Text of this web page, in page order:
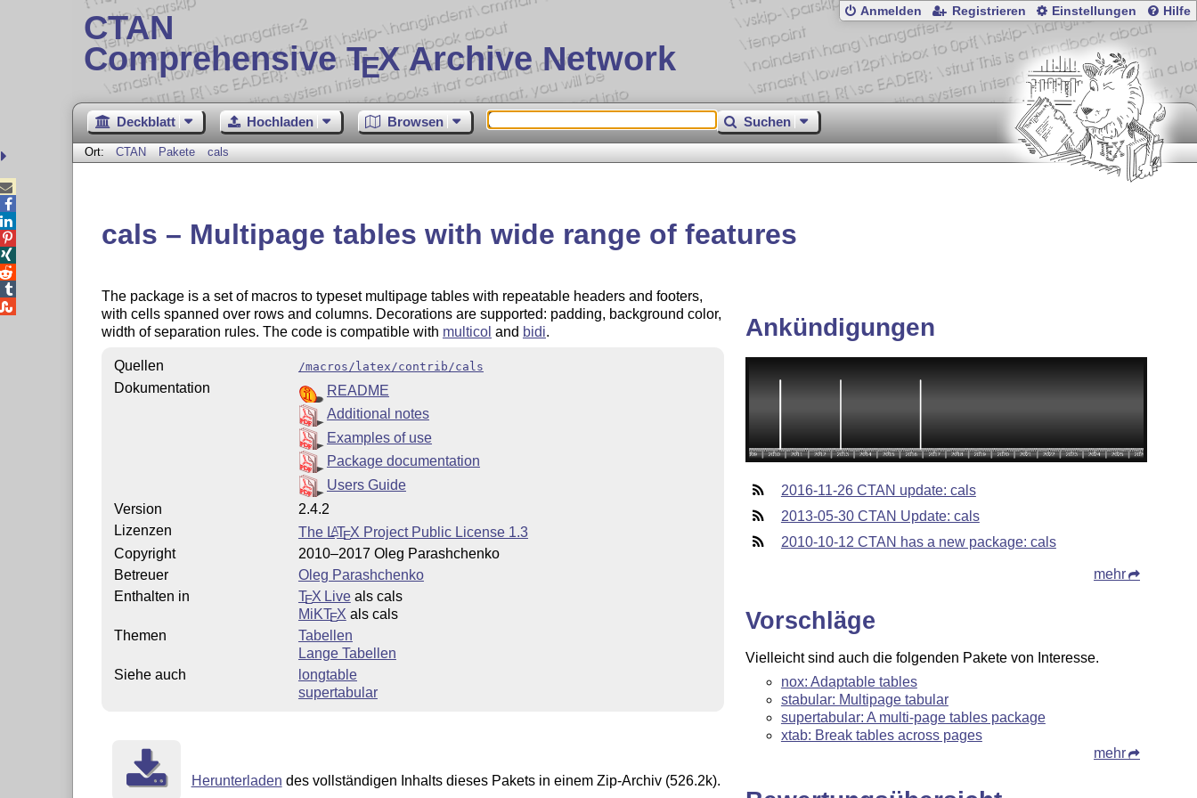
CTAN
Comprehensive TEX Archive Network
Anmelden Registrieren Einstellungen Hilfe
Deckblatt Hochladen Browsen Suchen
Ort: CTAN Pakete cals
cals – Multipage tables with wide range of features
The package is a set of macros to typeset multipage tables with repeatable headers and footers,
with cells spanned over rows and columns. Decorations are supported: padding, background color,
width of separation rules. The code is compatible with multicol and bidi.
Quellen /macros/latex/contrib/cals
Dokumentation
README
Additional notes
Examples of use
Package documentation
Users Guide
Version
2.4.2
Lizenzen
The LATEX Project Public License 1.3
Copyright
2010–2017 Oleg Parashchenko
Betreuer
Oleg Parashchenko
Enthalten in
TEX Liveals cals
MiKTEX als cals
Themen
Tabellen
Lange Tabellen
Siehe auch
longtable
supertabular
Herunterladen des vollständigen Inhalts dieses Pakets in einem Zip-Archiv (526.2k).
Ankündigungen
2016-11-26 CTAN update: cals
2013-05-30 CTAN Update: cals
2010-10-12 CTAN has a new package: cals
mehr
Vorschläge
Vielleicht sind auch die folgenden Pakete von Interesse.
nox: Adaptable tables
stabular: Multipage tabular
supertabular: A multi-page tables package
xtab: Break tables across pages
mehr




